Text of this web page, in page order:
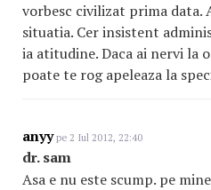
vorbesc civilizat prima data.
situatia. Cer insistent
ia atitudine. Daca ai nervi la
poate te rog apeleaza la
anyype 2 Iul 2012, 22:40
dr. sam
Asa e nu este scump. pe